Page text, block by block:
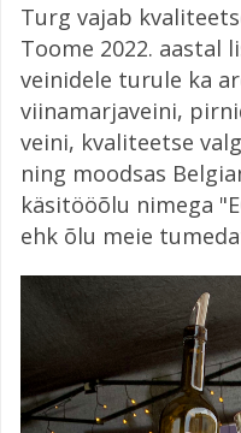
Turg vajab
Toome 2022. aastal
veinidele turule ka
viinamarjaveini,
veini, kvaliteetse
ning moodsas
käsitööõlu nimega
ehk õlu meie